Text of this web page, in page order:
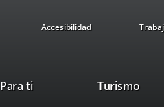
Accesibilidad
Para ti TurismoThis